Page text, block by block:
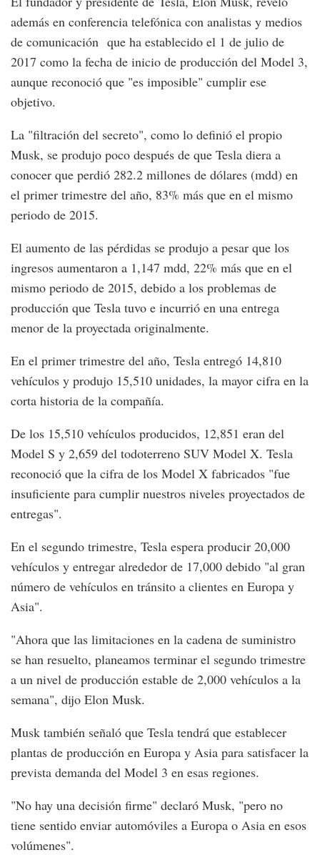
además en conferencia telefónica con analistas y medios
de comunicación que ha establecido el 1 de julio de
2017 como la fecha de inicio de producción del Model 3,
aunque reconoció que "es imposible" cumplir ese
objetivo.
La "filtración del secreto", como lo definió el propio
Musk, se produjo poco después de que Tesla diera a
conocer que perdió 282.2 millones de dólares (mdd) en
el primer trimestre del año, 83% más que en el mismo
periodo de 2015.
El aumento de las pérdidas se produjo a pesar que los
ingresos aumentaron a 1,147 mdd, 22% más que en el
mismo periodo de 2015, debido a los problemas de
producción que Tesla tuvo e incurrió en una entrega
menor de la proyectada originalmente.
En el primer trimestre del año, Tesla entregó 14,810
vehículos y produjo 15,510 unidades, la mayor cifra en la
corta historia de la compañía.
De los 15,510 vehículos producidos, 12,851 eran del
Model S y 2,659 del todoterreno SUV Model X. Tesla
reconoció que la cifra de los Model X fabricados "fue
insuficiente para cumplir nuestros niveles proyectados de
entregas".
En el segundo trimestre, Tesla espera producir 20,000
vehículos y entregar alrededor de 17,000 debido "al gran
número de vehículos en tránsito a clientes en Europa y
Asia".
"Ahora que las limitaciones en la cadena de suministro
se han resuelto, planeamos terminar el segundo trimestre
a un nivel de producción estable de 2,000 vehículos a la
semana", dijo Elon Musk.
Musk también señaló que Tesla tendrá que establecer
plantas de producción en Europa y Asia para satisfacer la
prevista demanda del Model 3 en esas regiones.
"No hay una decisión firme" declaró Musk, "pero no
tiene sentido enviar automóviles a Europa o Asia en esos
volúmenes".